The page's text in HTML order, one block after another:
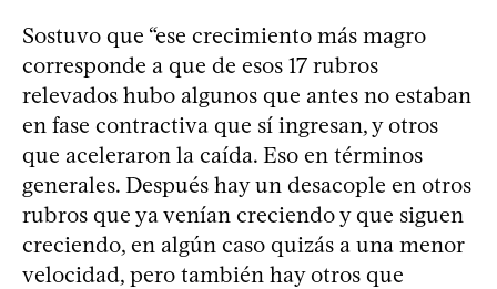
Sostuvo que “ese crecimiento más magro
corresponde a que de esos 17 rubros
relevados hubo algunos que antes no estaban
en fase contractiva que sí ingresan, y otros
que aceleraron la caída. Eso en términos
generales. Después hay un desacople en otros
rubros que ya venían creciendo y que siguen
creciendo, en algún caso quizás a una menor
velocidad, pero también hay otros que